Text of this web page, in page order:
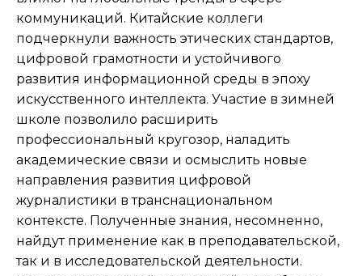
коммуникаций. Китайские коллеги
подчеркнули важность этических стандартов,
цифровой грамотности и устойчивого
развития информационной среды в эпоху
искусственного интеллекта. Участие в зимней
школе позволило расширить
профессиональный кругозор, наладить
академические связи и осмыслить новые
направления развития цифровой
журналистики в транснациональном
контексте. Полученные знания, несомненно,
найдут применение как в преподавательской,
так и в исследовательской деятельности.